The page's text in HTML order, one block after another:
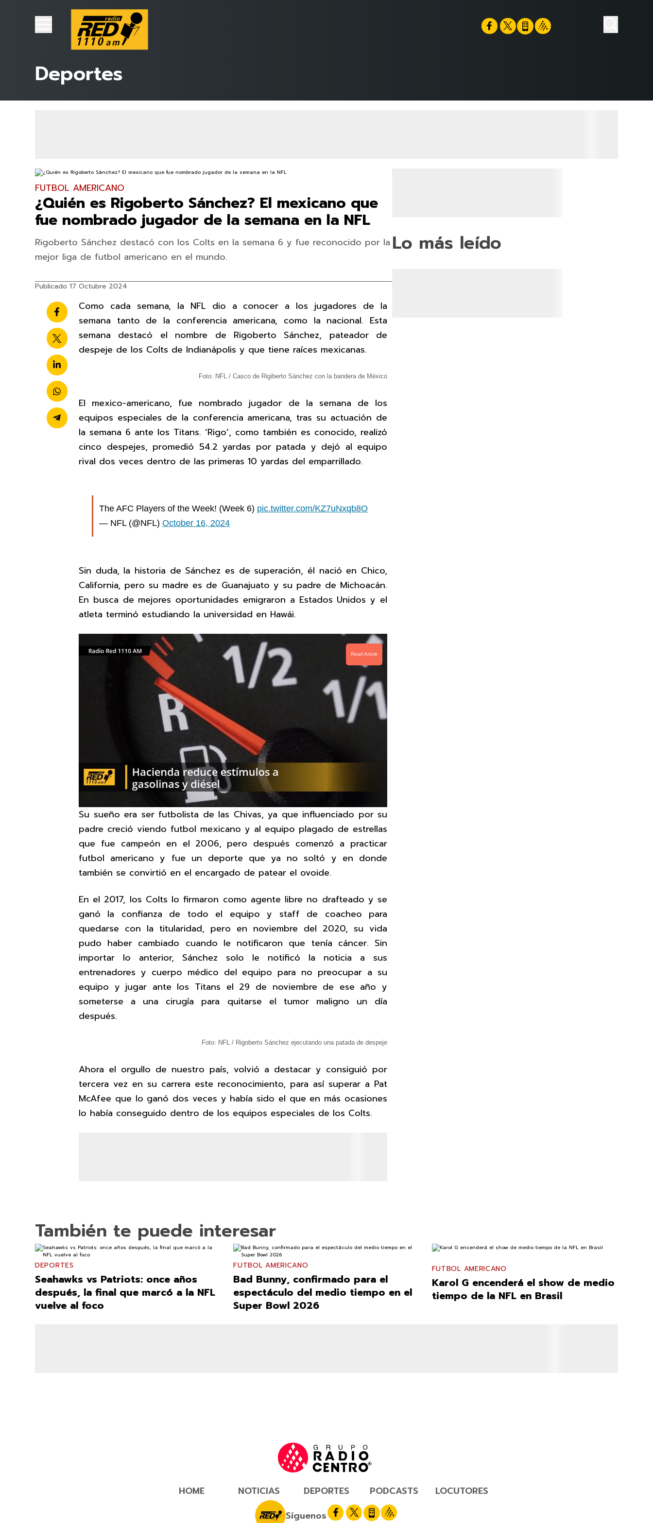
Deportes
FUTBOL AMERICANO
¿Quién es Rigoberto Sánchez? El mexicano que
fue nombrado jugador de la semana en la NFL
Rigoberto Sánchez destacó con los Colts en la semana 6 y fue reconocido por la
mejor liga de futbol americano en el mundo.
Publicado 17 Octubre 2024
Como cada semana, la NFL dio a conocer a los jugadores de la
semana tanto de la conferencia americana, como la nacional. Esta
semana destacó el nombre de Rigoberto Sánchez, pateador de
despeje de los Colts de Indianápolis y que tiene raíces mexicanas.
Foto: NFL / Casco de Rigiberto Sánchez con la bandera de México
El mexico-americano, fue nombrado jugador de la semana de los
equipos especiales de la conferencia americana, tras su actuación de
la semana 6 ante los Titans. ‘Rigo’, como también es conocido, realizó
cinco despejes, promedió 54.2 yardas por patada y dejó al equipo
rival dos veces dentro de las primeras 10 yardas del emparrillado.
The AFC Players of the Week! (Week 6) pic.twitter.com/KZ7uNxqb8O
— NFL (@NFL)October 16, 2024
Sin duda, la historia de Sánchez es de superación, él nació en Chico,
California, pero su madre es de Guanajuato y su padre de Michoacán.
En busca de mejores oportunidades emigraron a Estados Unidos y el
atleta terminó estudiando la universidad en Hawái.
Read Article
Su sueño era ser futbolista de las Chivas, ya que influenciado por su
padre creció viendo futbol mexicano y al equipo plagado de estrellas
que fue campeón en el 2006, pero después comenzó a practicar
futbol americano y fue un deporte que ya no soltó y en donde
también se convirtió en el encargado de patear el ovoide.
En el 2017, los Colts lo firmaron como agente libre no drafteado y se
ganó la confianza de todo el equipo y staff de coacheo para
quedarse con la titularidad, pero en noviembre del 2020, su vida
pudo haber cambiado cuando le notificaron que tenía cáncer. Sin
importar lo anterior, Sánchez solo le notificó la noticia a sus
entrenadores y cuerpo médico del equipo para no preocupar a su
equipo y jugar ante los Titans el 29 de noviembre de ese año y
someterse a una cirugía para quitarse el tumor maligno un día
después.
Foto: NFL / Rigoberto Sánchez ejecutando una patada de despeje
Ahora el orgullo de nuestro país, volvió a destacar y consiguió por
tercera vez en su carrera este reconocimiento, para así superar a Pat
McAfee que lo ganó dos veces y había sido el que en más ocasiones
lo había conseguido dentro de los equipos especiales de los Colts.
Lo más leído
También te puede interesar
DEPORTES
Seahawks vs Patriots: once años
después, la final que marcó a la NFL
vuelve al foco
FUTBOL AMERICANO
Bad Bunny, confirmado para el
espectáculo del medio tiempo en el
Super Bowl 2026
FUTBOL AMERICANO
Karol G encenderá el show de medio
tiempo de la NFL en Brasil
HOME NOTICIAS DEPORTES PODCASTS
LOCUTORES
Síguenos